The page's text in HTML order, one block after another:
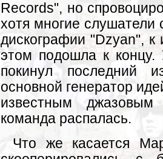
Records", но
хотя многие слушатели
дискографии "Dzyan",
этом подошла к концу.
покинул последний
основной генератор
известным
команда распалась.
Что же касается